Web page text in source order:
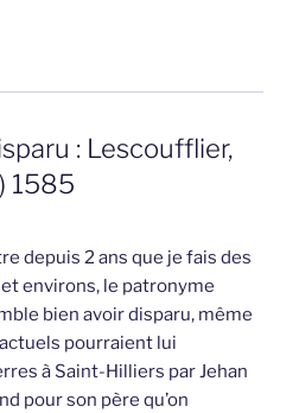
: Lescoufflier,
1585
depuis 2 ans que je fais des
environs, le patronyme
bien avoir disparu, même
pourraient lui
à Saint-Hilliers par Jehan
pour son père qu’on